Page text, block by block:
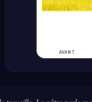
AVANT